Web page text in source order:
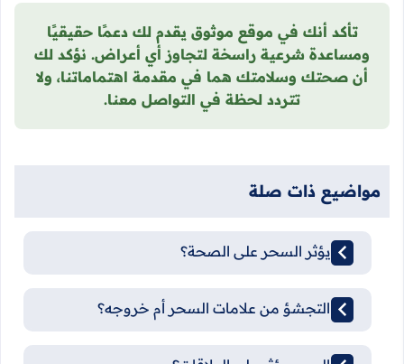
تأكد أنك في موقع موثوق يقدم لك دعمًا حقيقيًا
ومساعدة شرعية راسخة لتجاوز أي أعراض. نؤكد لك
أن صحتك وسلامتك هما في مقدمة اهتماماتنا، ولا
تتردد لحظة في التواصل معنا.
مواضيع ذات صلة
هل يؤثر السحر على الصحة؟
هل التجشؤ من علامات السحر أم خروجه؟